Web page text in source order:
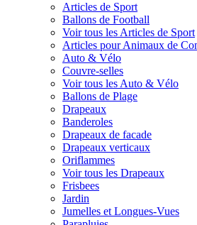
Articles de Sport
Ballons de Football
Voir tous les Articles de Sport
Articles pour Animaux de
Auto & Vélo
Couvre-selles
Voir tous les Auto & Vélo
Ballons de Plage
Drapeaux
Banderoles
Drapeaux de facade
Drapeaux verticaux
Oriflammes
Voir tous les Drapeaux
Frisbees
Jardin
Jumelles et Longues-Vues